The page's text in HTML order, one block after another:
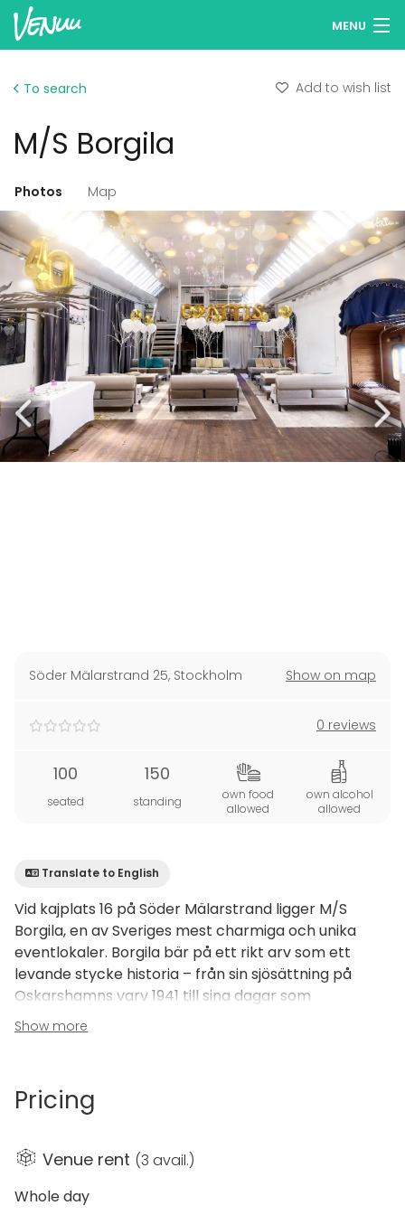
MENU
Add your venue
To search Add to wish list
M/S Borgila
Photos Map
Söder Mälarstrand 25, Stockholm Show on map
0 reviews
100
seated
150
standing
own food
allowed
own alcohol
allowed
Translate to English
Vid kajplats 16 på Söder Mälarstrand ligger M/S
Borgila, en av Sveriges mest charmiga och unika
eventlokaler. Borgila bär på ett rikt arv som ett
levande stycke historia – från sin sjösättning på
Oskarshamns varv 1941 till sina dagar som
tremastskonare med äventyr över världshaven.
en fantastisk utsikt över Riddarfjärden. Med ett övre
sal invändigt som sträcker sig över 6,5 meter i bredd
och 20 meter i längd, finns det gott om utrymme för
både sittande middagar och stående mingel för
Show more
Pricing
Venue rent (3 avail.)
Whole day